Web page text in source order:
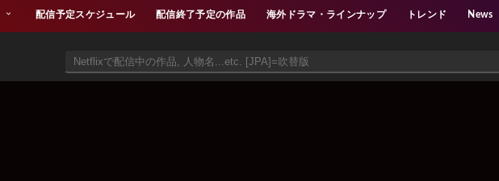
配信予定スケジュール 配信終了予定の作品 海外ドラマ・ラインナップ トレンド News